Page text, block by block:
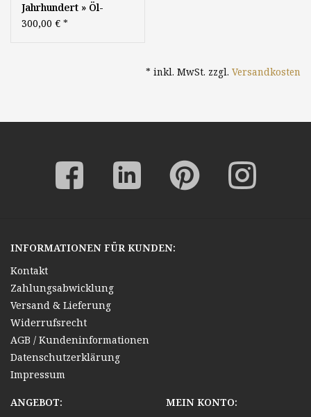
Jahrhundert » Öl-
Gemälde
300,00 € *
* inkl. MwSt. zzgl. Versandkosten
INFORMATIONEN FÜR KUNDEN:
Kontakt
Zahlungsabwicklung
Versand & Lieferung
Widerrufsrecht
AGB / Kundeninformationen
Datenschutzerklärung
Impressum
ANGEBOT:
MEIN KONTO: